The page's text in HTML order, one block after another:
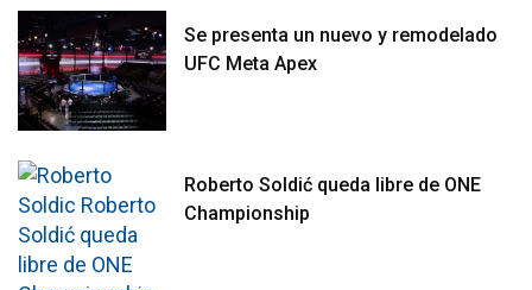
Se presenta un nuevo y remodelado
UFC Meta Apex
Roberto Soldić queda libre de ONE
Championship